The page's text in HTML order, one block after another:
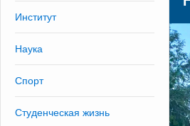
Институт
Наука
Спорт
Студенческая жизнь